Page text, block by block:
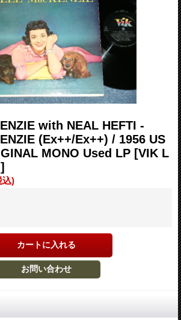
with NEAL HEFTI -
(Ex++/Ex++) / 1956 US
MONO Used LP [VIK L
込)